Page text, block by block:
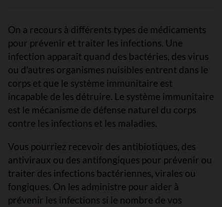
On a recours à différents types de médicaments
pour prévenir et traiter les infections. Une
infection apparaît quand des bactéries, des virus
ou d’autres organismes nuisibles entrent dans le
corps et que le système immunitaire est
incapable de les détruire. Le système immunitaire
est le mécanisme de défense naturel du corps
contre les infections et les maladies.
Vous pourriez recevoir des antibiotiques, des
antiviraux ou des antifongiques pour prévenir ou
traiter des infections bactériennes, virales ou
fongiques. On les administre pour aider à
prévenir les infections si le nombre de vos